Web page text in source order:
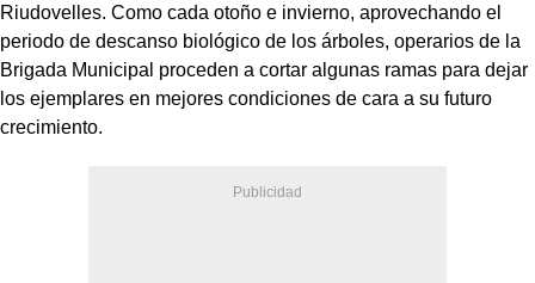
Riudovelles. Como cada otoño e invierno, aprovechando el
periodo de descanso biológico de los árboles, operarios de la
Brigada Municipal proceden a cortar algunas ramas para dejar
los ejemplares en mejores condiciones de cara a su futuro
crecimiento.